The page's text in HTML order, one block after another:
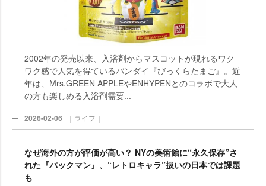
2002年の発売以来、入浴剤からマスコットが現れるワク
ワク感で人気を得ているバンダイ『びっくらたまご』。近
年は、Mrs.GREEN APPLEやENHYPENとのコラボで大人
の方も楽しめる入浴剤需要...
2026-02-06 ｜ライフ｜
なぜ海外の方が評価が高い？ NYの美術館に“永久保存”さ
れた『パックマン』、“レトロキャラ”扱いの日本では課題
も